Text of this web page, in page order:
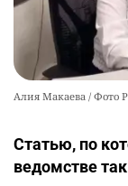
Алия Макаева / Фото
Статью, по
ведомстве